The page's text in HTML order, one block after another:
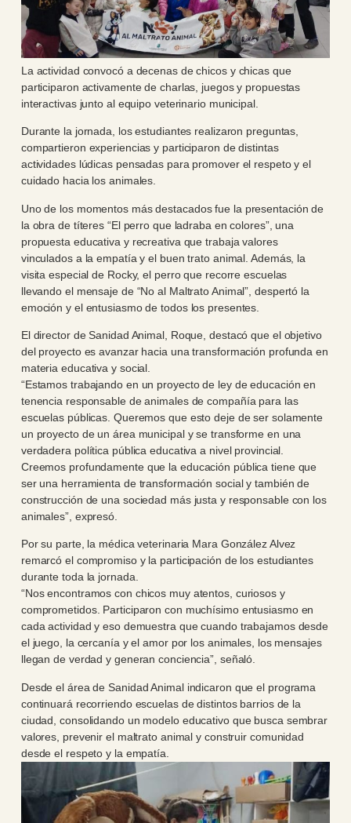
La actividad convocó a decenas de chicos y chicas que
participaron activamente de charlas, juegos y propuestas
interactivas junto al equipo veterinario municipal.
Durante la jornada, los estudiantes realizaron preguntas,
compartieron experiencias y participaron de distintas
actividades lúdicas pensadas para promover el respeto y el
cuidado hacia los animales.
Uno de los momentos más destacados fue la presentación de
la obra de títeres “El perro que ladraba en colores”, una
propuesta educativa y recreativa que trabaja valores
vinculados a la empatía y el buen trato animal. Además, la
visita especial de Rocky, el perro que recorre escuelas
llevando el mensaje de “No al Maltrato Animal”, despertó la
emoción y el entusiasmo de todos los presentes.
El director de Sanidad Animal, Roque, destacó que el objetivo
del proyecto es avanzar hacia una transformación profunda en
materia educativa y social.
“Estamos trabajando en un proyecto de ley de educación en
tenencia responsable de animales de compañía para las
escuelas públicas. Queremos que esto deje de ser solamente
un proyecto de un área municipal y se transforme en una
verdadera política pública educativa a nivel provincial.
Creemos profundamente que la educación pública tiene que
ser una herramienta de transformación social y también de
construcción de una sociedad más justa y responsable con los
animales”, expresó.
Por su parte, la médica veterinaria Mara González Alvez
remarcó el compromiso y la participación de los estudiantes
durante toda la jornada.
“Nos encontramos con chicos muy atentos, curiosos y
comprometidos. Participaron con muchísimo entusiasmo en
cada actividad y eso demuestra que cuando trabajamos desde
el juego, la cercanía y el amor por los animales, los mensajes
llegan de verdad y generan conciencia”, señaló.
Desde el área de Sanidad Animal indicaron que el programa
continuará recorriendo escuelas de distintos barrios de la
ciudad, consolidando un modelo educativo que busca sembrar
valores, prevenir el maltrato animal y construir comunidad
desde el respeto y la empatía.